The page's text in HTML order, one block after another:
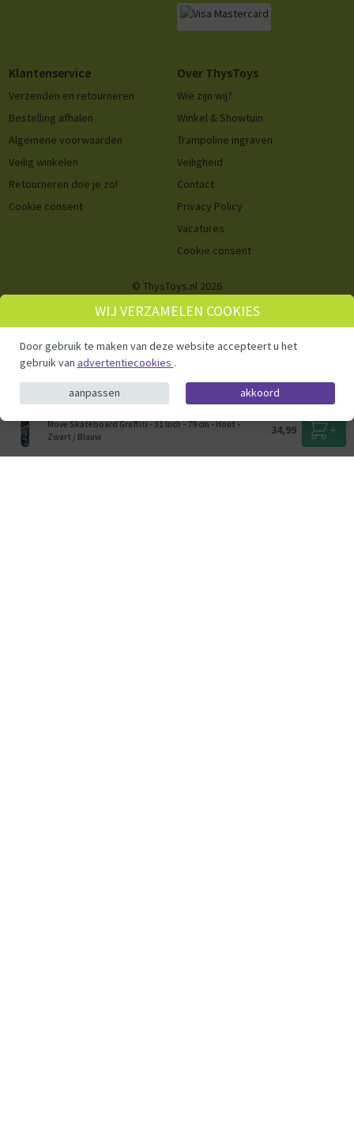
Move Skateboard Graffiti - 31 Inch - 79 cm - Hout -
Zwart / Blauw
34,99
Klantenservice
Verzenden en retourneren
Bestelling afhalen
Algemene voorwaarden
Veilig winkelen
Retourneren doe je zo!
Cookie consent
Over ThysToys
Wie zijn wij?
Winkel & Showtuin
Trampoline ingraven
Veiligheid
Contact
Privacy Policy
Vacatures
Cookie consent
© ThysToys.nl 2026
WIJ VERZAMELEN COOKIES
Door gebruik te maken van deze website accepteert u het
gebruik van advertentiecookies .
aanpassen akkoord